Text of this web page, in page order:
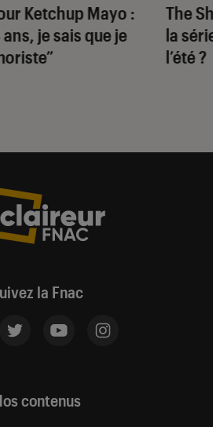
Ketchup Mayo :
ans, je sais que je
The
la
l’été ?
la Fnac
contenus